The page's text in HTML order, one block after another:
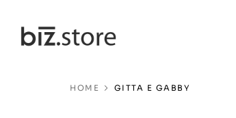
HOME GITTA E GABBY